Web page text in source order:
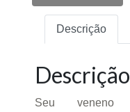
Descrição
Descrição
Seu veneno